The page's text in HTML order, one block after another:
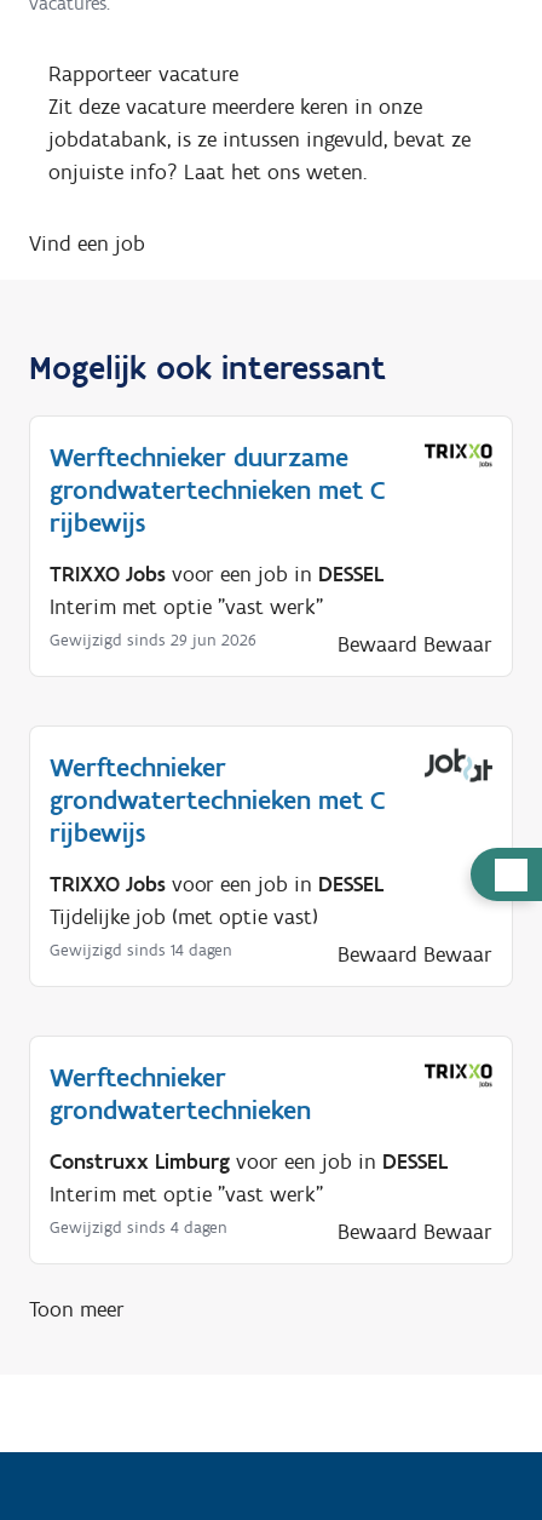
u
p
o
d
Rapporteer vacature
Zit deze vacature meerdere keren in onze
jobdatabank, is ze intussen ingevuld, bevat ze
onjuiste info? Laat het ons weten.
Vind een job
Mogelijk ook interessant
Werftechnieker duurzame
grondwatertechnieken met C
rijbewijs
TRIXXO Jobs voor een job in DESSEL
Interim met optie "vast werk"
Gewijzigd sinds 29 jun 2026 Bewaard Bewaar
Werftechnieker
grondwatertechnieken met C
rijbewijs
TRIXXO Jobs voor een job in DESSEL
Tijdelijke job (met optie vast)
Gewijzigd sinds 14 dagen Bewaard Bewaar
Werftechnieker
grondwatertechnieken
Construxx Limburg voor een job in DESSEL
Interim met optie "vast werk"
Gewijzigd sinds 4 dagen Bewaard Bewaar
Toon meer